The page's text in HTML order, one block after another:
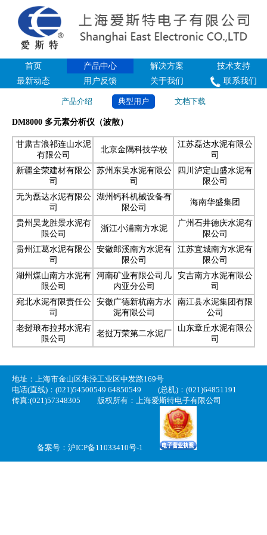
首页 产品中心 解决方案
技术支持
最新动态
用户反馈 关于我们 联系我们
产品介绍 典型用户 文档下载
DM8000 多元素分析仪（波散）
甘肃古浪祁连山水泥
有限公司
北京金隅科技学校
江苏磊达水泥有限公
司
新疆全荣建材有限公
司
苏州东吴水泥有限公
司
四川泸定山盛水泥有
限公司
无为磊达水泥有限公
司
湖州钙科机械设备有
限公司
海南华盛集团
贵州昊龙胜景水泥有
限公司
浙江小浦南方水泥
广州石井德庆水泥有
限公司
贵州江葛水泥有限公
司
安徽郎溪南方水泥有
限公司
江苏宜城南方水泥有
限公司
湖州煤山南方水泥有
限公司
河南矿业有限公司几
内亚分公司
安吉南方水泥有限公
司
宛北水泥有限责任公
司
安徽广德新杭南方水
泥有限公司
南江县水泥集团有限
公司
老挝琅布拉邦水泥有
限公司
老挝万荣第二水泥厂
山东章丘水泥有限公
司
地址：上海市金山区朱泾工业区中发路169号
电话(直线)：(021)54500549 64850549
(总机)：(021)64851191
传真:(021)57348305
版权所有：上海爱斯特电子有限公司
备案号： 沪ICP备11033410号-1